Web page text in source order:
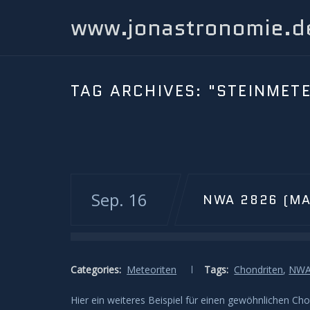
TAG ARCHIVES:
Sep. 16 NWA 2826
Categories: Meteoriten Tags: Chondriten,
Hier ein weiteres Beispiel für einen gewöhnlichen